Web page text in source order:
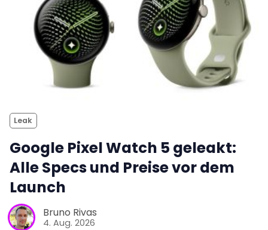
Leak
Google Pixel Watch 5 geleakt:
Alle Specs und Preise vor dem
Launch
Bruno Rivas
4. Aug. 2026